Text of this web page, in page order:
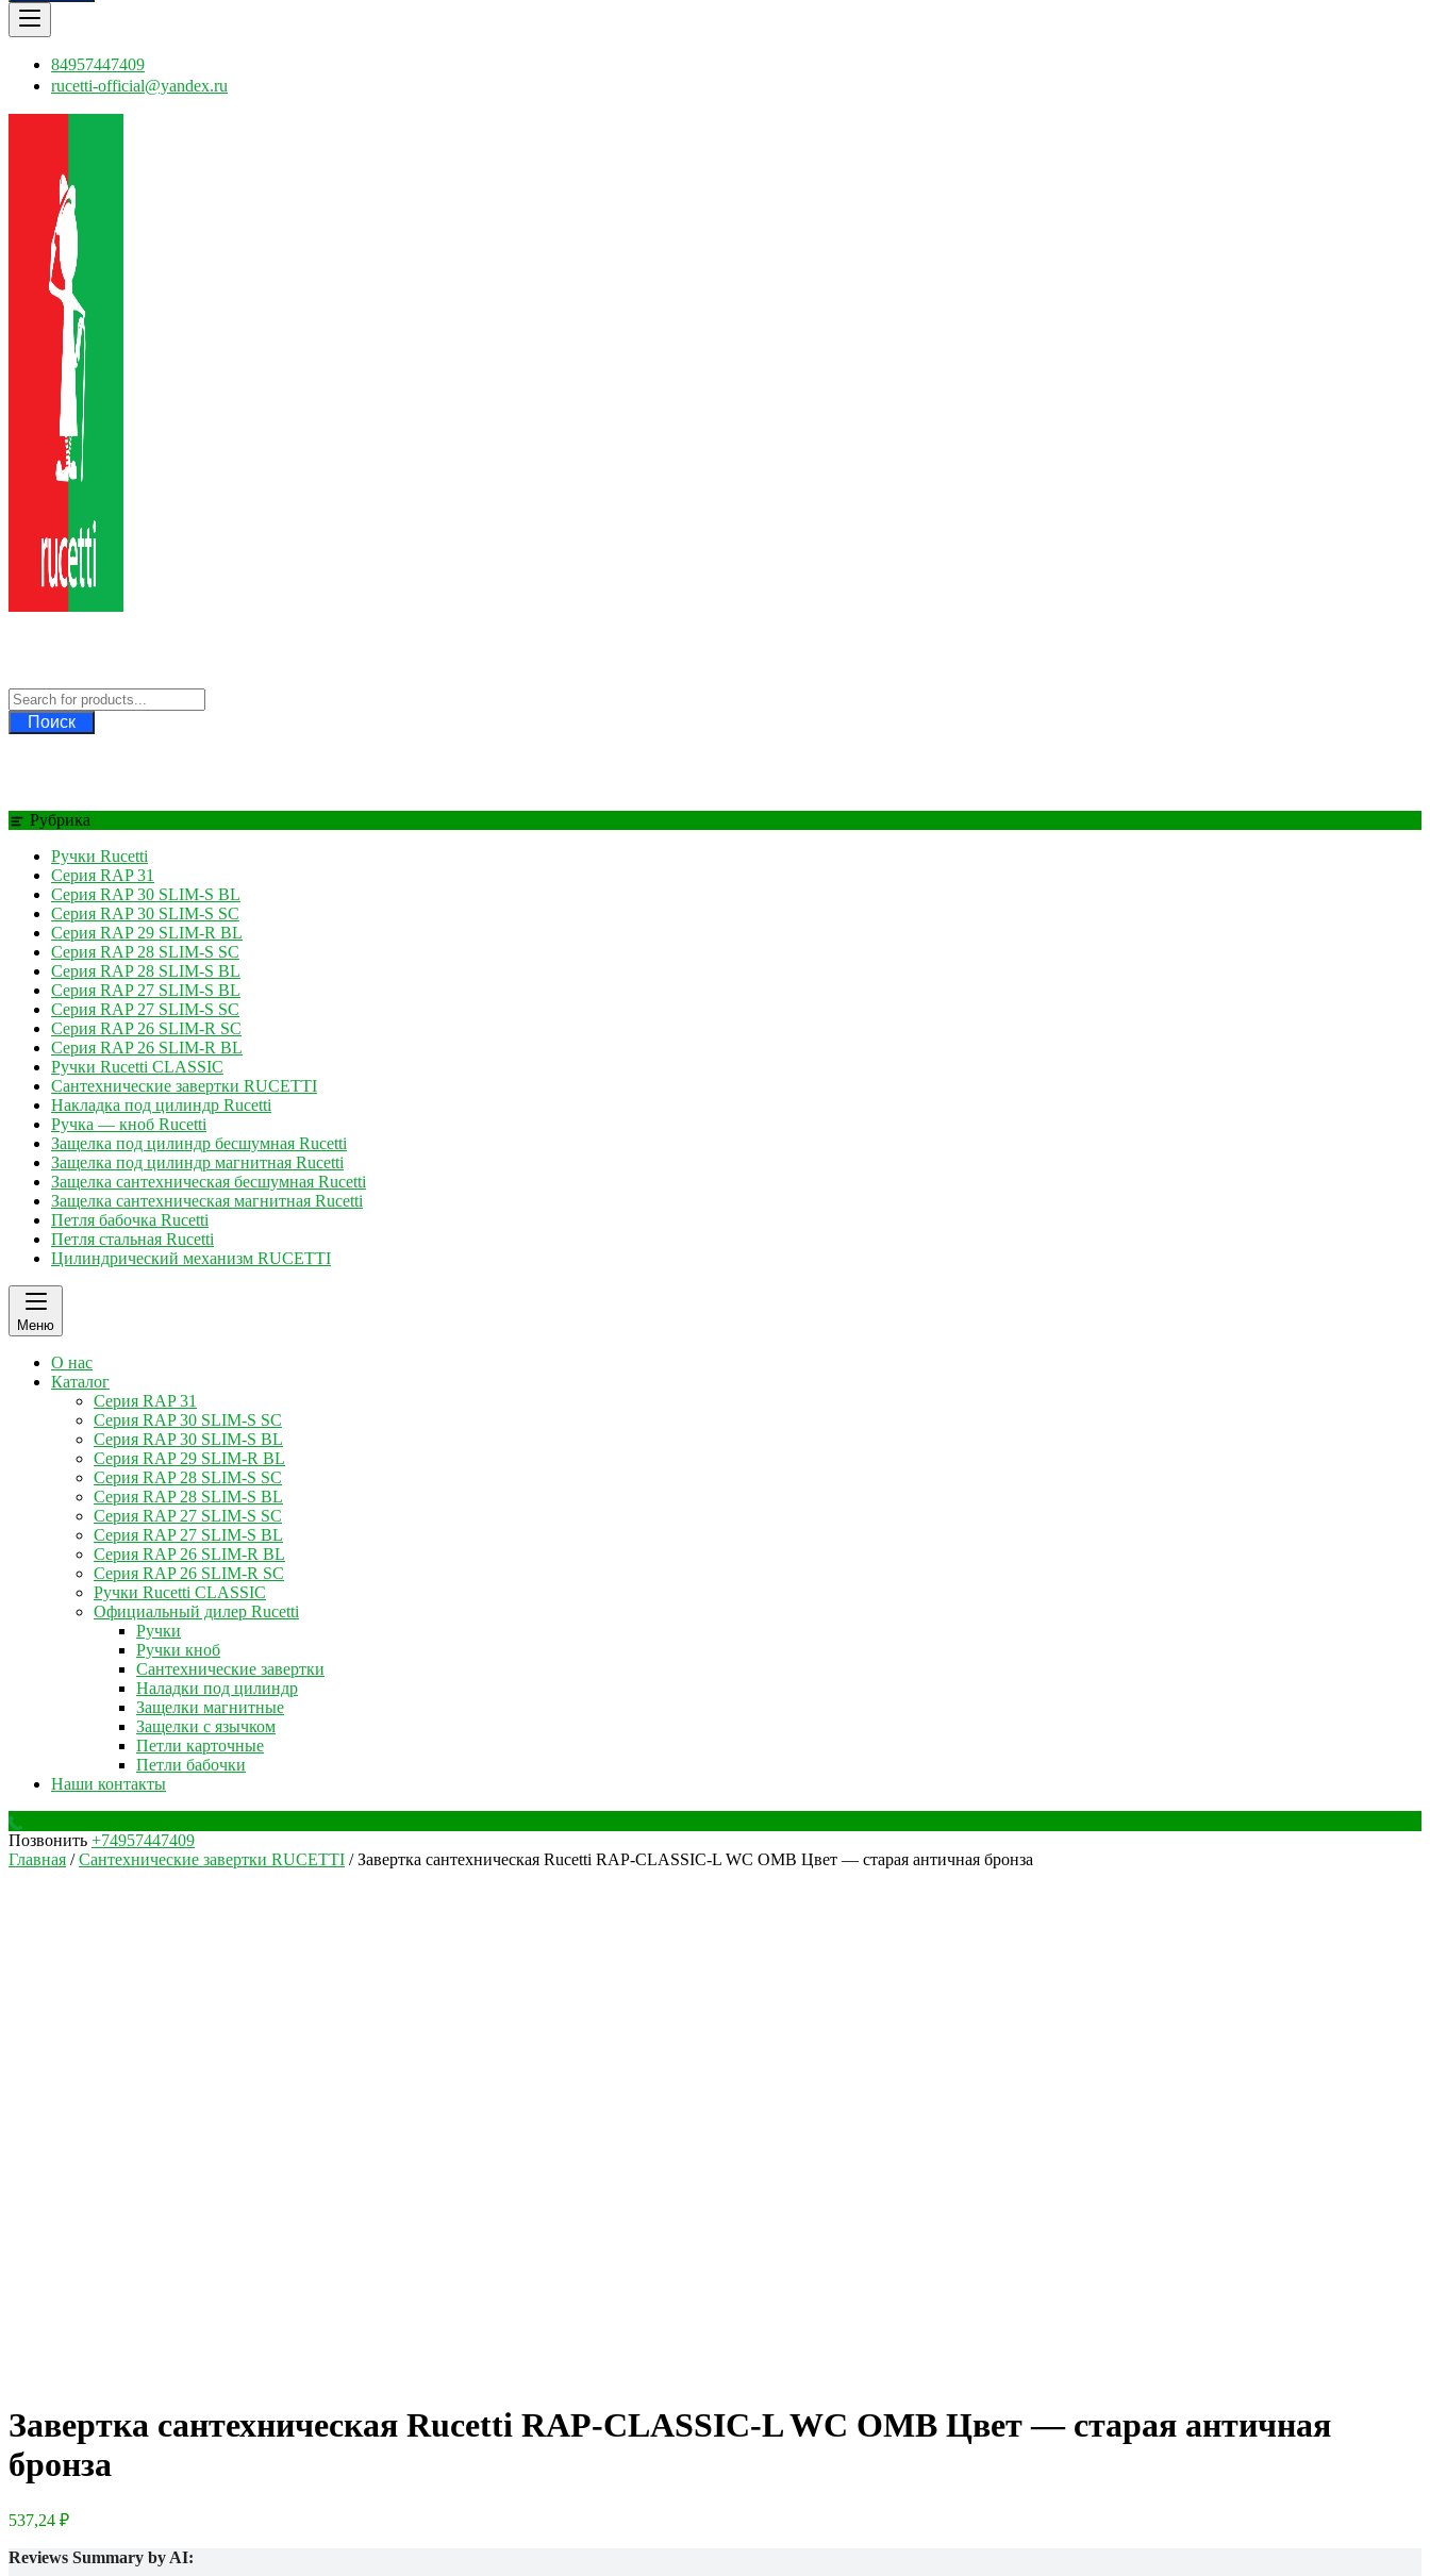
84957447409
rucetti-official@yandex.ru
Поиск
Рубрика
Ручки Rucetti
Серия RAP 31
Серия RAP 30 SLIM-S BL
Серия RAP 30 SLIM-S SC
Серия RAP 29 SLIM-R BL
Серия RAP 28 SLIM-S SC
Серия RAP 28 SLIM-S BL
Серия RAP 27 SLIM-S BL
Серия RAP 27 SLIM-S SC
Серия RAP 26 SLIM-R SC
Серия RAP 26 SLIM-R BL
Ручки Rucetti CLASSIC
Сантехнические завертки RUCETTI
Накладка под цилиндр Rucetti
Ручка — кноб Rucetti
Защелка под цилиндр бесшумная Rucetti
Защелка под цилиндр магнитная Rucetti
Защелка сантехническая бесшумная Rucetti
Защелка сантехническая магнитная Rucetti
Петля бабочка Rucetti
Петля стальная Rucetti
Цилиндрический механизм RUCETTI
Меню
О нас
Каталог
Серия RAP 31
Серия RAP 30 SLIM-S SC
Серия RAP 30 SLIM-S BL
Серия RAP 29 SLIM-R BL
Серия RAP 28 SLIM-S SC
Серия RAP 28 SLIM-S BL
Серия RAP 27 SLIM-S SC
Серия RAP 27 SLIM-S BL
Серия RAP 26 SLIM-R BL
Серия RAP 26 SLIM-R SC
Ручки Rucetti CLASSIC
Официальный дилер Rucetti
Ручки
Ручки кноб
Сантехнические завертки
Наладки под цилиндр
Защелки магнитные
Защелки с язычком
Петли карточные
Петли бабочки
Наши контакты
Позвонить +74957447409
Главная /Сантехнические завертки RUCETTI / Завертка сантехническая Rucetti RAP-CLASSIC-L WC OMB Цвет — старая античная бронза
Завертка сантехническая Rucetti RAP-CLASSIC-L WC OMB Цвет — старая античная
бронза
537,24 ₽
Reviews Summary by AI: